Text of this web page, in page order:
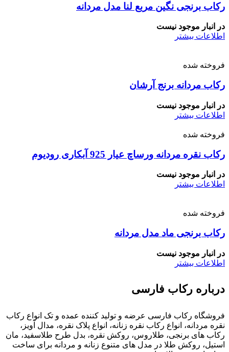
رکاب برنجی نگین مربع لنا مدل مردانه
در انبار موجود نیست
اطلاعات بیشتر
فروخته شده
رکاب مردانه برنج آرشان
در انبار موجود نیست
اطلاعات بیشتر
فروخته شده
رکاب نقره مردانه ورساچ عیار 925 آبکاری رودیوم
در انبار موجود نیست
اطلاعات بیشتر
فروخته شده
رکاب برنجی ماد مدل مردانه
در انبار موجود نیست
اطلاعات بیشتر
درباره رکاب فارسی
فروشگاه رکاب فارسی عرضه و تولید کننده عمده و تک انواع رکاب
نقره مردانه، انواع رکاب نقره زنانه، انواع پلاک نقره، مدال آویز،
رکاب های برنجی، طلاروس، روکش نقره، بدل طرح طلاسفید، مان
استیل، روکش طلا در مدل های متنوع زنانه و مردانه برای ساخت